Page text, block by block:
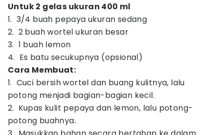
Untuk 2 gelas ukuran 400 ml
1. 3/4 buah pepaya ukuran sedang
2. 2 buah wortel ukuran besar
3. 1 buah lemon
4. Es batu secukupnya (opsional)
Cara Membuat:
1. Cuci bersih wortel dan buang kulitnya, lalu
potong menjadi bagian-bagian kecil.
2. Kupas kulit pepaya dan lemon, lalu potong-
potong buahnya.